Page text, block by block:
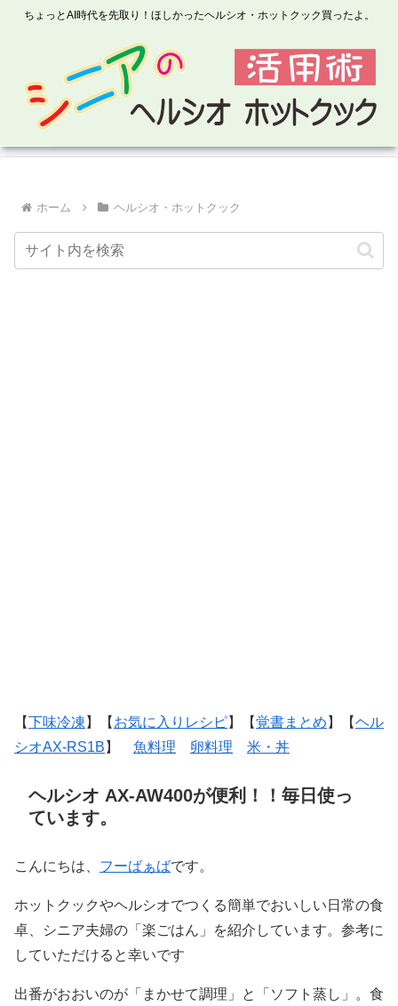
ちょっとAI時代を先取り！ほしかったヘルシオ・ホットクック買ったよ。
ホーム ヘルシオ・ホットクック
【下味冷凍 】【 お気に入りレシピ】【覚書まとめ 】【ヘル
シオAX-RS1B 】 魚料理 卵料理 米・丼
ヘルシオ AX-AW400が便利！！毎日使っ
ています。
こんにちは、 フーばぁばです。
ホットクックやヘルシオでつくる簡単でおいしい日常の食
卓、シニア夫婦の「楽ごはん」を紹介しています。参考に
していただけると幸いです
出番がおおいのが「まかせて調理」と「ソフト蒸し」。食